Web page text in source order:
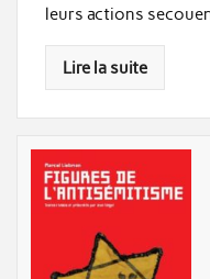
leurs actions
Lire la suite